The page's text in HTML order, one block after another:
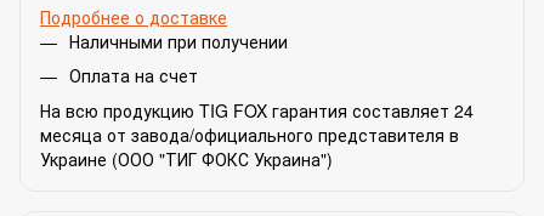
Подробнее о доставке
Наличными при получении
Оплата на счет
На всю продукцию TIG FOX гарантия составляет 24
месяца от завода/официального представителя в
Украине (ООО "ТИГ ФОКС Украина")